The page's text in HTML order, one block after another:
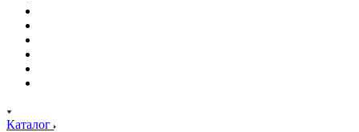
Каталог